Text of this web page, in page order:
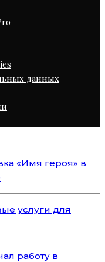
данных
«Имя героя» в
услуги для
работу в